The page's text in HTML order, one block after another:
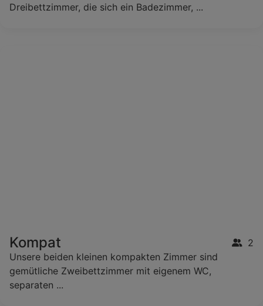
Dreibettzimmer, die sich ein Badezimmer, ...
Kompat
2
Unsere beiden kleinen kompakten Zimmer sind
gemütliche Zweibettzimmer mit eigenem WC,
separaten ...